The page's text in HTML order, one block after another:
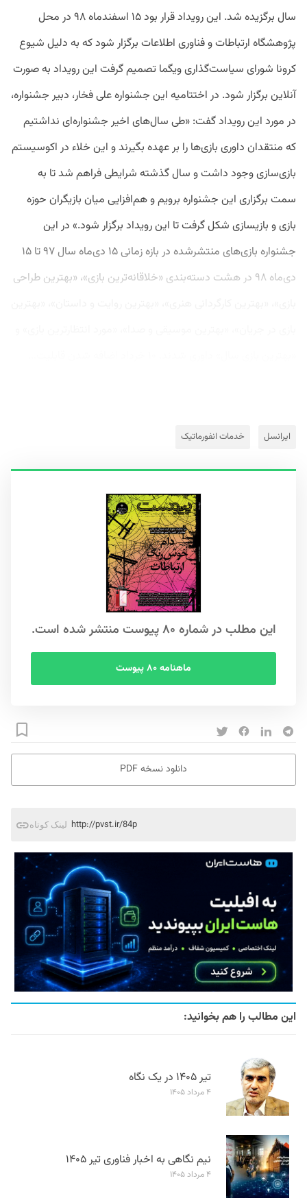
سال برگزیده شد. این رویداد قرار بود ۱۵ اسفندماه ۹۸ در محل
پژوهشگاه ارتباطات و فناوری اطلاعات برگزار شود که به دلیل شیوع
کرونا شورای سیاست‌گذاری ویگما تصمیم گرفت این رویداد به صورت
آنلاین برگزار شود. در اختتامیه این جشنواره علی فخار، دبیر جشنواره،
در مورد این رویداد گفت: «طی سال‌های اخیر جشنواره‌ای نداشتیم
که منتقدان داوری بازی‌ها را بر عهده بگیرند و این خلاء در اکوسیستم
بازی‌سازی وجود داشت و سال گذشته شرایطی فراهم شد تا به
سمت برگزاری این جشنواره برویم و هم‌افزایی میان بازیگران حوزه
بازی و بازیسازی شکل گرفت تا این رویداد برگزار شود.» در این
جشنواره بازی‌های منتشرشده در بازه زمانی ۱۵ دی‌ماه سال ۹۷ تا ۱۵
دی‌ماه ۹۸ در هشت دسته‌بندی «خلاقانه‌ترین بازی»، «بهترین طراحی
ایرانسل خدمات انفورماتیک
این مطلب در شماره ۸۰ پیوست منتشر شده است.
ماهنامه ۸۰ پیوست
دانلود نسخه PDF
لینک کوتاه http://pvst.ir/84p
این مطالب را هم بخوانید:
تیر ۱۴۰۵ در یک نگاه
۴ مرداد ۱۴۰۵
نیم نگاهی به اخبار فناوری تیر ۱۴۰۵
۴ مرداد ۱۴۰۵